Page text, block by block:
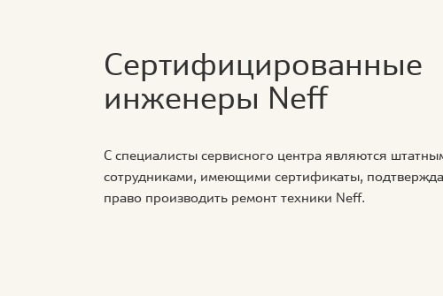
Сертифицированные
инженеры Neff
С специалисты сервисного центра являются
сотрудниками, имеющими сертификаты,
право производить ремонт техники Neff.